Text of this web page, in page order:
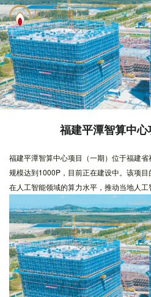
福建平潭智算中心
福建平潭智算中心项目（一期）位于福建
规模达到1000P，目前正在建设中。该项
在人工智能领域的算力水平，推动当地人工